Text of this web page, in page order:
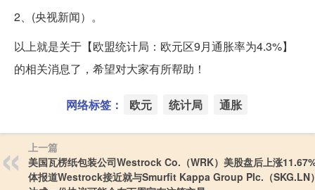
2、(央视新闻）。
以上就是关于【欧盟统计局：欧元区9月通胀率为4.3%】
的相关消息了，希望对大家有所帮助！
网络标签： 欧元 统计局 通胀
上一篇
美国瓦楞纸包装公司Westrock Co.（WRK）美股盘后上涨
体报道Westrock接近就与Smurfit Kappa Group Plc.（SKG.LN